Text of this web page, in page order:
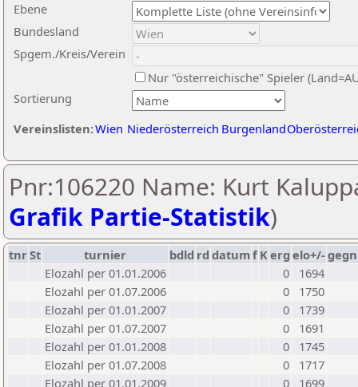
Ebene
Sortierung
Bundesland
Spgem./Kreis/Verein
Nur "österreichische" Spieler
Vereinslisten:Wien Niederösterreich Burgenland
Pnr:106220 Name: Kurt
Grafik Partie-Statistik)
tnrSt turnier bdld rd datumf Kerg elo+/-
Elozahl per 01.01.2006
0
1694
Elozahl per 01.07.2006
0
1750
Elozahl per 01.01.2007
0
1739
Elozahl per 01.07.2007
0
1691
Elozahl per 01.01.2008
0
1745
Elozahl per 01.07.2008
0
1717
Elozahl per 01.01.2009
0
1699